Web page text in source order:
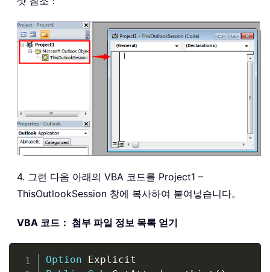
4. 그런 다음 아래의 VBA 코드를 Project1 –
ThisOutlookSession 창에 복사하여 붙여넣습니다。
VBA 코드： 첨부 파일 정보 목록 얻기
Option